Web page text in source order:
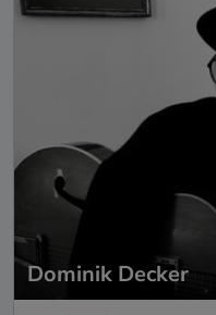
Dominik Decker